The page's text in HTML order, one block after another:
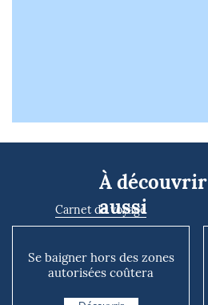
À découvrir
aussi
Carnet de voyage
Se baigner hors des zones
autorisées coûtera